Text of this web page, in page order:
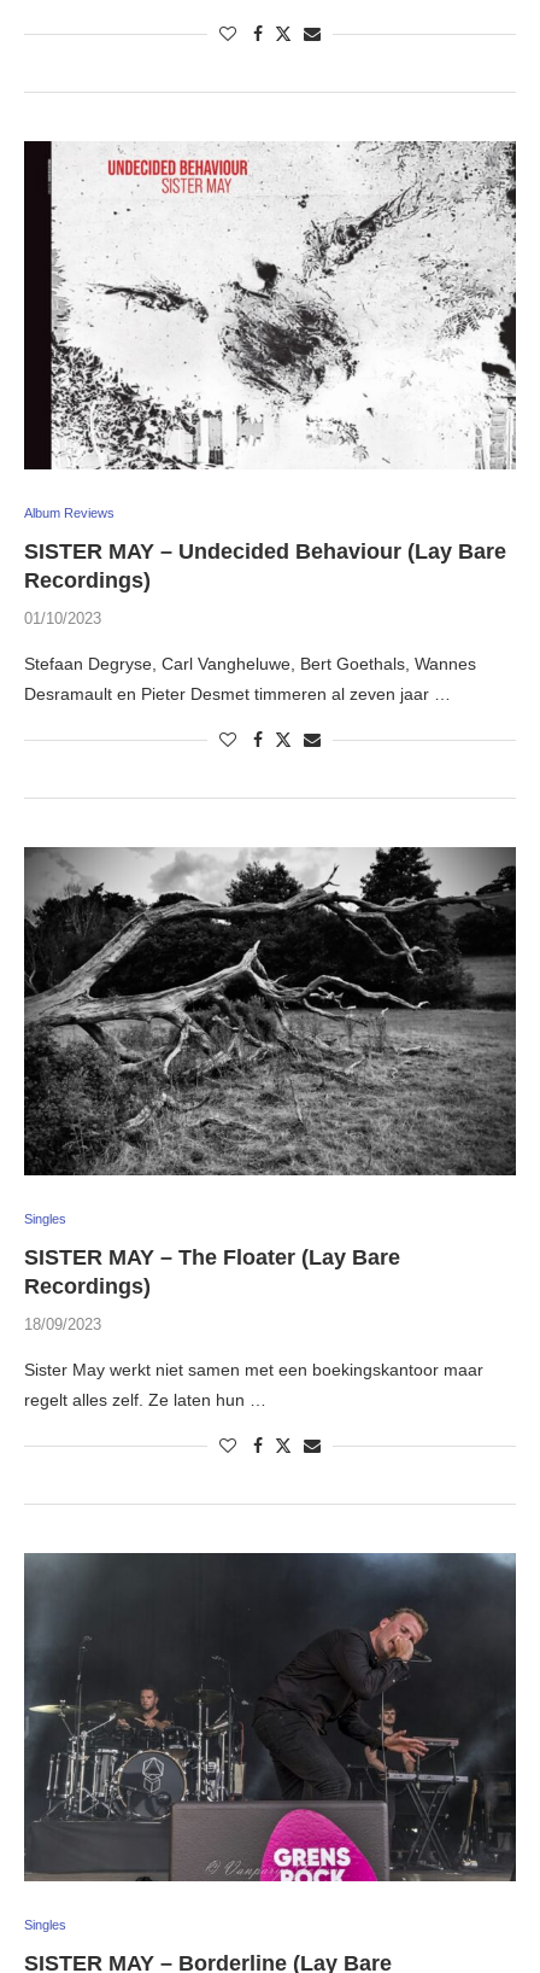
Album Reviews
SISTER MAY – Undecided Behaviour (Lay Bare
Recordings)
01/10/2023
Stefaan Degryse, Carl Vangheluwe, Bert Goethals, Wannes
Desramault en Pieter Desmet timmeren al zeven jaar …
Singles
SISTER MAY – The Floater (Lay Bare
Recordings)
18/09/2023
Sister May werkt niet samen met een boekingskantoor maar
regelt alles zelf. Ze laten hun …
Singles
SISTER MAY – Borderline (Lay Bare